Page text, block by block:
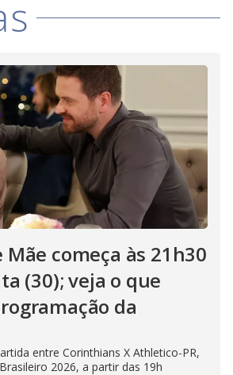
i
d
e
o
Mãe começa às 21h30
(30); veja o que
da
entre Corinthians X Athletico-PR,
2026, a partir das 19h